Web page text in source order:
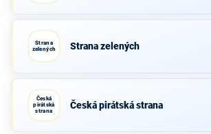
Strana
zelených
Strana zelených
Česká
pirátská
strana
Česká pirátská strana